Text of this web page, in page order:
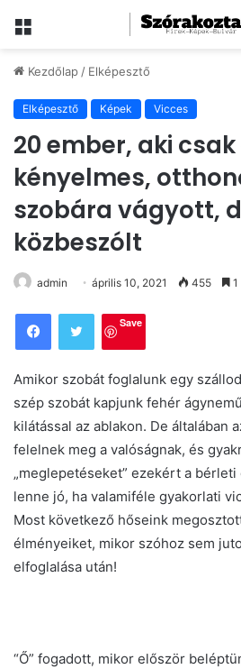
Menü
Kezdőlap / Elképesztő
Elképesztő Képek Vicces
20 ember, aki
kényelmes,
szobára vágyott,
közbeszólt
admin április 10, 2021 455
Save
Amikor szobát foglalunk egy
szép szobát kapjunk fehér
kilátással az ablakon. De általában
felelnek meg a valóságnak, és
„meglepetéseket” ezekért a
lenne jó, ha valamiféle gyakorlati
Most következő hőseink
élményeiket, mikor szóhoz sem
elfoglalása után!
“Ő” fogadott, mikor először